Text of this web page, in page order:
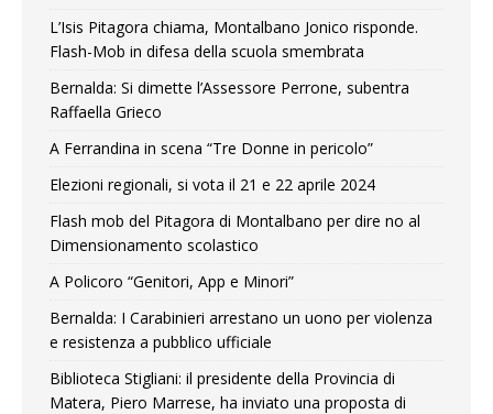
L’Isis Pitagora chiama, Montalbano Jonico risponde.
Flash-Mob in difesa della scuola smembrata
Bernalda: Si dimette l’Assessore Perrone, subentra
Raffaella Grieco
A Ferrandina in scena “Tre Donne in pericolo”
Elezioni regionali, si vota il 21 e 22 aprile 2024
Flash mob del Pitagora di Montalbano per dire no al
Dimensionamento scolastico
A Policoro “Genitori, App e Minori”
Bernalda: I Carabinieri arrestano un uono per violenza
e resistenza a pubblico ufficiale
Biblioteca Stigliani: il presidente della Provincia di
Matera, Piero Marrese, ha inviato una proposta di